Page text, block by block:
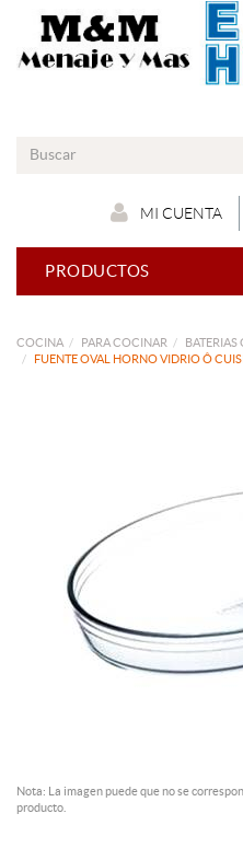
MI CUENTA
PRODUCTOS
COCINA PARA COCINAR
FUENTE OVAL HORNO VIDRIO Ô
Nota: La imagen puede que no se
producto.